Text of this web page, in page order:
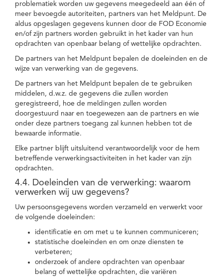
problematiek worden uw gegevens meegedeeld aan één of
meer bevoegde autoriteiten, partners van het Meldpunt. De
aldus opgeslagen gegevens kunnen door de FOD Economie
en/of zijn partners worden gebruikt in het kader van hun
opdrachten van openbaar belang of wettelijke opdrachten.
De partners van het Meldpunt bepalen de doeleinden en de
wijze van verwerking van de gegevens.
De partners van het Meldpunt bepalen de te gebruiken
middelen, d.w.z. de gegevens die zullen worden
geregistreerd, hoe de meldingen zullen worden
doorgestuurd naar en toegewezen aan de partners en wie
onder deze partners toegang zal kunnen hebben tot de
bewaarde informatie.
Elke partner blijft uitsluitend verantwoordelijk voor de hem
betreffende verwerkingsactiviteiten in het kader van zijn
opdrachten.
4.4. Doeleinden van de verwerking: waarom
verwerken wij uw gegevens?
Uw persoonsgegevens worden verzameld en verwerkt voor
de volgende doeleinden:
identificatie en om met u te kunnen communiceren;
statistische doeleinden en om onze diensten te
verbeteren;
onderzoek of andere opdrachten van openbaar
belang of wettelijke opdrachten, die variëren